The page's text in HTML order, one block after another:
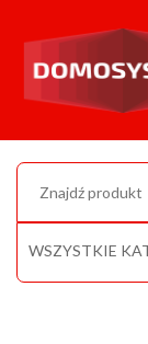
WSZYSTKIE